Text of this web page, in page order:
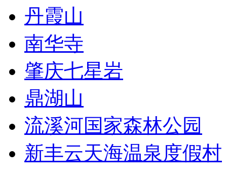
丹霞山
南华寺
肇庆七星岩
鼎湖山
流溪河国家森林公园
新丰云天海温泉度假村